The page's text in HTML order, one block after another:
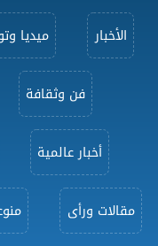
الأخبار ميديا
فن وثقافة
أخبار عالمية
مقالات ورأى